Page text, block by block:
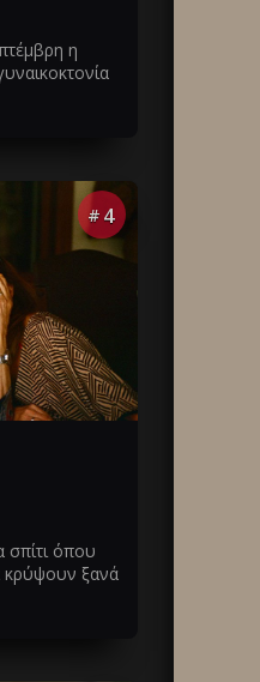
η
# 4
σπίτι όπου
κρύψουν ξανά